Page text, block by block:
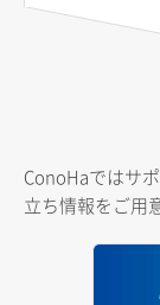
ConoHaではサ
立ち情報をご用